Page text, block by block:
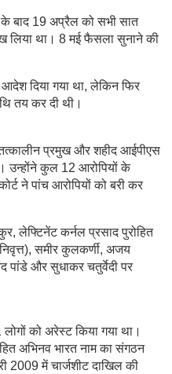
बाद 19 अप्रैल को सभी सात
लिया था। 8 मई फैसला सुनाने की
दिया गया था, लेकिन फिर
तय कर दी थी।
प्रमुख और शहीद आईपीएस
उन्होंने कुल 12 आरोपियों के
ने पांच आरोपियों को बरी कर
लेफ्टिनेंट कर्नल प्रसाद पुरोहित
समीर कुलकर्णी, अजय
पांडे और सुधाकर चतुर्वेदी पर
को अरेस्ट किया गया था।
अभिनव भारत नाम का संगठन
2009 में चार्जशीट दाखिल की